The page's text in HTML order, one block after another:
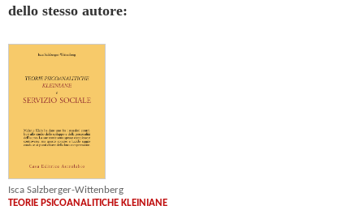
dello stesso autore:
Isca Salzberger-Wittenberg
TEORIE PSICOANALITICHE KLEINIANE